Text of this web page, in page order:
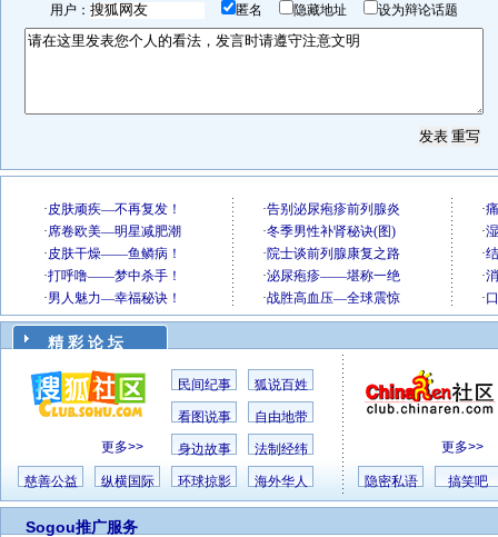
用户： 匿名 隐藏地址 设为辩论话题
精 彩 论 坛
更多>>
民间纪事 狐说百姓
看图说事 自由地带
身边故事 法制经纬
慈善公益 纵横国际 环球掠影 海外华人
更多>>
隐密私语 搞笑吧
Sogou推广服务